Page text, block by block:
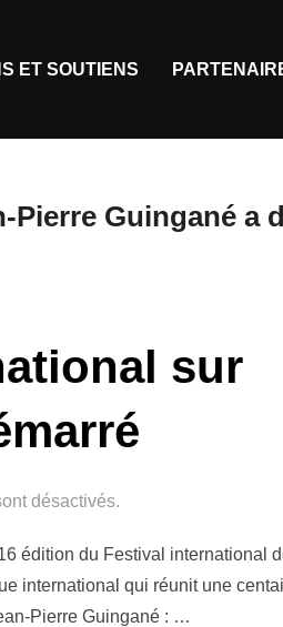
ET SOUTIENS
Guingané a
sur
désactivés.
édition du Festival international
international qui réunit une
Pierre Guingané : …